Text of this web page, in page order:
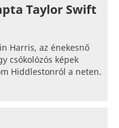
Taylor Swift
Harris, az énekesnő
csókolózós képek
Hiddlestonról a neten.